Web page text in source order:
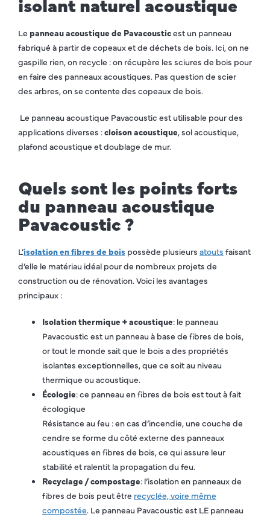
Le panneau acoustique de Pavacousticest un panneau
fabriqué à partir de copeaux et de déchets de bois. Ici, on ne
gaspille rien, on recycle : on récupère les sciures de bois pour
en faire des panneaux acoustiques. Pas question de scier
des arbres, on se contente des copeaux de bois.
Le panneau acoustique Pavacoustic est utilisable pour des
applications diverses :cloison acoustique, sol acoustique,
plafond acoustique et doublage de mur.
Quels sont les points forts
du panneau acoustique
Pavacoustic ?
L’isolation en fibres de bois possède plusieurs atouts faisant
d’elle le matériau idéal pour de nombreux projets de
construction ou de rénovation. Voici les avantages
principaux :
Isolation thermique + acoustique: le panneau
Pavacoustic est un panneau à base de fibres de bois,
or tout le monde sait que le bois a des propriétés
isolantes exceptionnelles, que ce soit au niveau
thermique ou acoustique.
Écologie: ce panneau en fibres de bois est tout à fait
écologique
Résistance au feu : en cas d’incendie, une couche de
cendre se forme du côté externe des panneaux
acoustiques en fibres de bois, ce qui assure leur
stabilité et ralentit la propagation du feu.
Recyclage / compostage: l’isolation en panneaux de
fibres de bois peut être recyclée, voire même
compostée. Le panneau Pavacoustic est LE panneau